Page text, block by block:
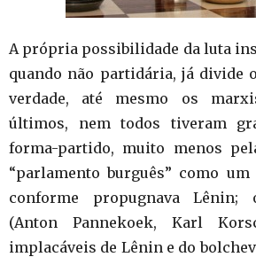
A própria possibilidade da luta
quando não partidária, já divide
verdade, até mesmo os
últimos, nem todos tiveram
forma-partido, muito menos
“parlamento burguês” como
conforme propugnava Lênin;
(Anton Pannekoek, Karl
implacáveis de Lênin e do